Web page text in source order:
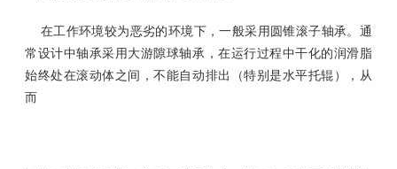
在工作环境较为恶劣的环境下，一般采用圆锥滚子轴承。通
常设计中轴承采用大游隙球轴承，在运行过程中干化的润滑脂
始终处在滚动体之间，不能自动排出（特别是水平托辊），从
而